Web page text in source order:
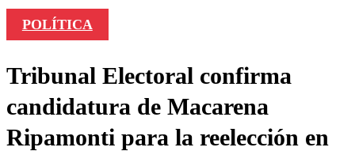
POLÍTICA
Tribunal Electoral confirma
candidatura de Macarena
Ripamonti para la reelección en